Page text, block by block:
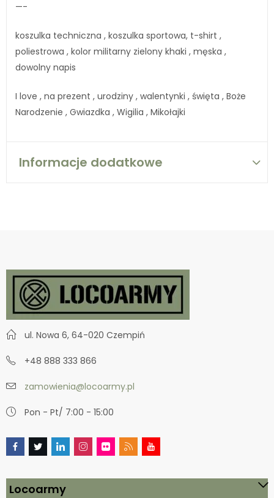
—-
koszulka techniczna , koszulka sportowa, t-shirt ,
poliestrowa , kolor militarny zielony khaki , męska ,
dowolny napis
I love , na prezent , urodziny , walentynki , święta , Boże
Narodzenie , Gwiazdka , Wigilia , Mikołajki
Informacje dodatkowe
ul. Nowa 6, 64-020 Czempiń
+48 888 333 866
zamowienia@locoarmy.pl
Pon - Pt/ 7:00 - 15:00
Locoarmy